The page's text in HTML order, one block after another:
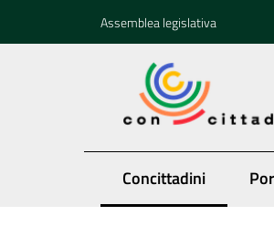
Assemblea legislativa
Concittadini
Menu selezionato